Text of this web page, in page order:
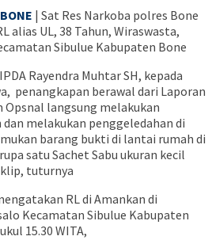
| Sat Res Narkoba polres Bone
alias UL, 38 Tahun, Wiraswasta,
Sibulue Kabupaten Bone
Rayendra Muhtar SH, kepada
penangkapan berawal dari Laporan
Opsnal langsung melakukan
melakukan penggeledahan di
barang bukti di lantai rumah di
satu Sachet Sabu ukuran kecil
tuturnya
RL di Amankan di
Kecamatan Sibulue Kabupaten
15.30 WITA,